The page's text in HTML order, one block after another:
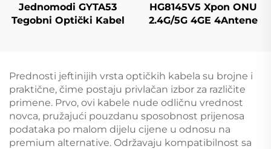
Jednomodi GYTA53
Tegobni Optički Kabel
HG8145V5 Xpon ONU
2.4G/5G 4GE 4Antene
Prednosti jeftinijih vrsta optičkih kabela su brojne i
praktične, čime postaju privlačan izbor za različite
primene. Prvo, ovi kabele nude odličnu vrednost
novca, pružajući pouzdanu sposobnost prijenosa
podataka po malom dijelu cijene u odnosu na
premium alternative. Održavaju kompatibilnost sa